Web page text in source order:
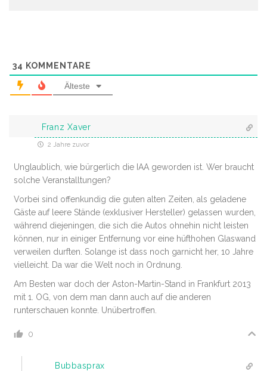
34 KOMMENTARE
Älteste
Franz Xaver
2 Jahre zuvor
Unglaublich, wie bürgerlich die IAA geworden ist. Wer braucht
solche Veranstalltungen?
Vorbei sind offenkundig die guten alten Zeiten, als geladene
Gäste auf leere Stände (exklusiver Hersteller) gelassen wurden,
während diejeningen, die sich die Autos ohnehin nicht leisten
können, nur in einiger Entfernung vor eine hüfthohen Glaswand
verweilen durften. Solange ist dass noch garnicht her, 10 Jahre
vielleicht. Da war die Welt noch in Ordnung.
Am Besten war doch der Aston-Martin-Stand in Frankfurt 2013
mit 1. OG, von dem man dann auch auf die anderen
runterschauen konnte. Unübertroffen.
0
Bubbasprax